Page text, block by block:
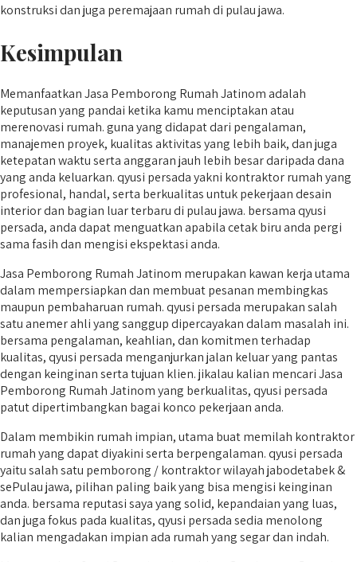
konstruksi dan juga peremajaan rumah di pulau jawa.
Kesimpulan
Memanfaatkan Jasa Pemborong Rumah Jatinom adalah
keputusan yang pandai ketika kamu menciptakan atau
merenovasi rumah. guna yang didapat dari pengalaman,
manajemen proyek, kualitas aktivitas yang lebih baik, dan juga
ketepatan waktu serta anggaran jauh lebih besar daripada dana
yang anda keluarkan. qyusi persada yakni kontraktor rumah yang
profesional, handal, serta berkualitas untuk pekerjaan desain
interior dan bagian luar terbaru di pulau jawa. bersama qyusi
persada, anda dapat menguatkan apabila cetak biru anda pergi
sama fasih dan mengisi ekspektasi anda.
Jasa Pemborong Rumah Jatinom merupakan kawan kerja utama
dalam mempersiapkan dan membuat pesanan membingkas
maupun pembaharuan rumah. qyusi persada merupakan salah
satu anemer ahli yang sanggup dipercayakan dalam masalah ini.
bersama pengalaman, keahlian, dan komitmen terhadap
kualitas, qyusi persada menganjurkan jalan keluar yang pantas
dengan keinginan serta tujuan klien. jikalau kalian mencari Jasa
Pemborong Rumah Jatinom yang berkualitas, qyusi persada
patut dipertimbangkan bagai konco pekerjaan anda.
Dalam membikin rumah impian, utama buat memilah kontraktor
rumah yang dapat diyakini serta berpengalaman. qyusi persada
yaitu salah satu pemborong / kontraktor wilayah jabodetabek &
sePulau jawa, pilihan paling baik yang bisa mengisi keinginan
anda. bersama reputasi saya yang solid, kepandaian yang luas,
dan juga fokus pada kualitas, qyusi persada sedia menolong
kalian mengadakan impian ada rumah yang segar dan indah.